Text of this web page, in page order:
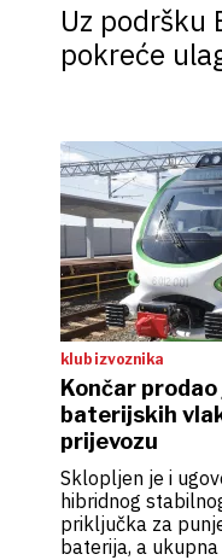
Uz podršku
pokreće
klub izvoznika
Končar
baterijskih
prijevozu
Sklopljen je i
hibridnog
priključka za
baterija, a